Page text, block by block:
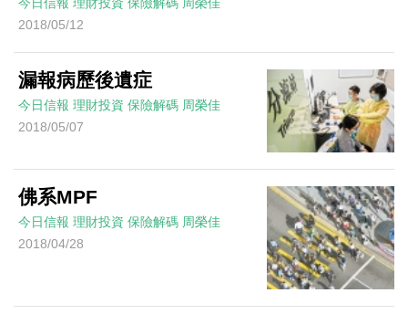
2018/05/12
漏報病歷後遺症
今日信報 理財投資 保險解碼 周榮佳
2018/05/07
佛系MPF
今日信報 理財投資 保險解碼 周榮佳
2018/04/28